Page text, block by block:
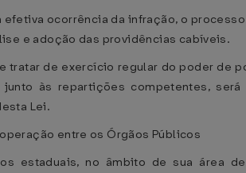
efetiva ocorrência da infração, o
e adoção das providências cabíveis.
tratar de exercício regular do poder de
às repartições competentes,
Lei.
entre os Órgãos Públicos
estaduais, no âmbito de sua área